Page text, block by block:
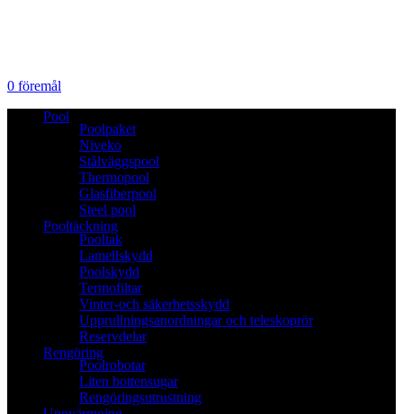
0 föremål
Pool
Poolpaket
Niveko
Stålväggspool
Thermopool
Glasfiberpool
Steel pool
Pooltäckning
Pooltak
Lamellskydd
Poolskydd
Termofiltar
Vinter-och säkerhetsskydd
Upprullningsanordningar och teleskoprör
Reservdelar
Rengöring
Poolrobotar
Liten bottensugar
Rengöringsutrustning